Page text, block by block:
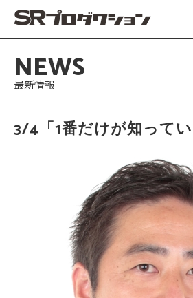
NEWS
最新情報
3/4「1番だけが知ってい